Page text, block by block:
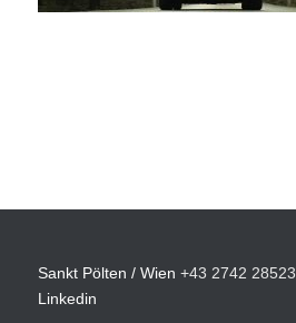
Sankt Pölten / Wien +43 2742 28523
Linkedin